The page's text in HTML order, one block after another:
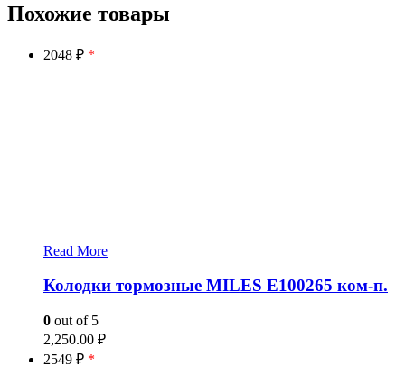
Похожие товары
2048 ₽ *
Read More
Колодки тормозные MILES E100265 ком-п.
0 out of 5
2,250.00 ₽
2549 ₽ *